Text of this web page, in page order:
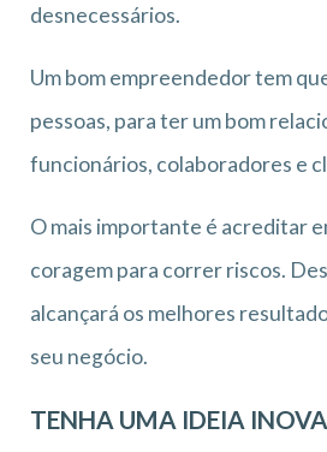
desnecessários.
Um bom empreendedor tem
pessoas, para ter um bom
funcionários, colaboradores e
O mais importante é acreditar
coragem para correr riscos.
alcançará os melhores
seu negócio.
TENHA UMA IDEIA